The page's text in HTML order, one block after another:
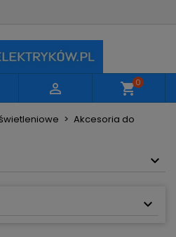
 shopping_cart0
Akcesoria do
by zapisać produkty na
Anuluj Zaloguj się